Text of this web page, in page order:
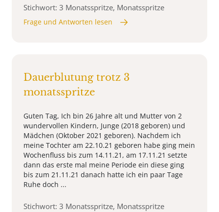
Stichwort: 3 Monatsspritze, Monatsspritze
Frage und Antworten lesen
Dauerblutung trotz 3
monatsspritze
Guten Tag, Ich bin 26 Jahre alt und Mutter von 2
wundervollen Kindern, Junge (2018 geboren) und
Mädchen (Oktober 2021 geboren). Nachdem ich
meine Tochter am 22.10.21 geboren habe ging mein
Wochenfluss bis zum 14.11.21, am 17.11.21 setzte
dann das erste mal meine Periode ein diese ging
bis zum 21.11.21 danach hatte ich ein paar Tage
Ruhe doch ...
Stichwort: 3 Monatsspritze, Monatsspritze